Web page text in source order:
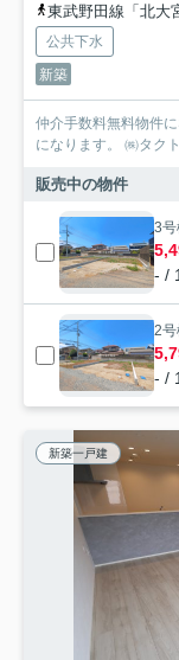
東武野田線「北大
公共下水
新築
仲介手数料無料物件
販売中の物件
3号
- /
2号
- /
新築一戸建